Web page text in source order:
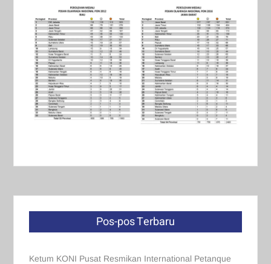
Pos-pos Terbaru
Ketum KONI Pusat Resmikan International Petanque